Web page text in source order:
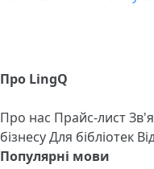
Про LingQ
Про нас Прайс-лист
бізнесуДля бібліотек
Популярні мови